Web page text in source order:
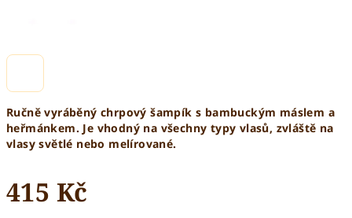
Ručně vyráběný chrpový šampík s bambuckým máslem a
heřmánkem. Je vhodný na všechny typy vlasů, zvláště na
vlasy světlé nebo melírované.
415 Kč